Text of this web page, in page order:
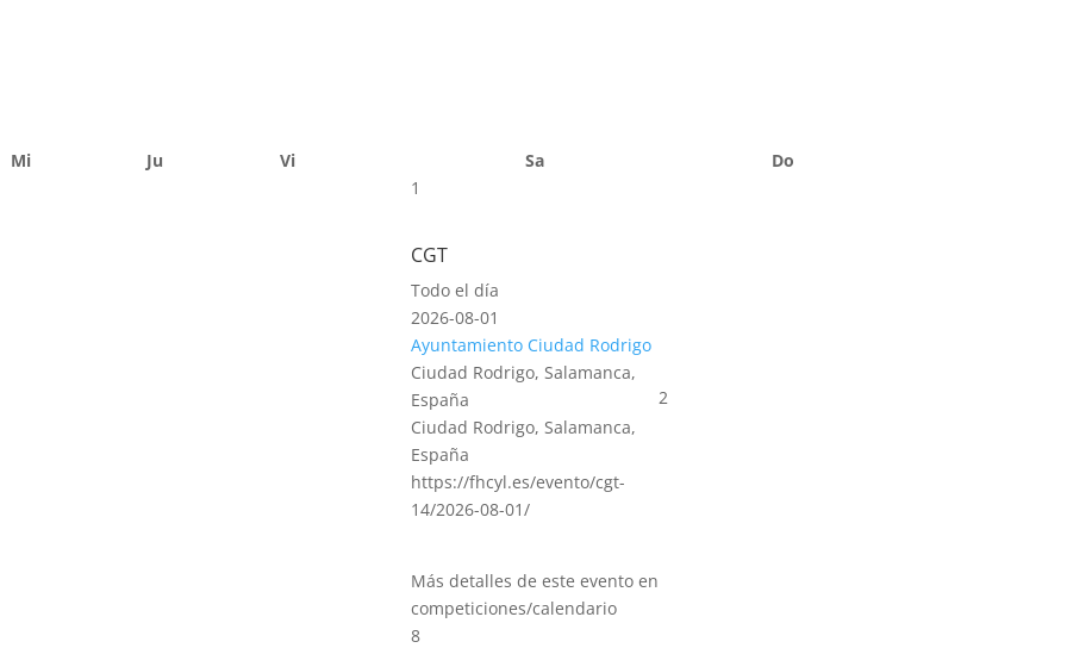
Mi Ju Vi Sa
Do
1
CGT
Todo el día
2026-08-01
Ayuntamiento Ciudad Rodrigo
Ciudad Rodrigo, Salamanca,
España
Ciudad Rodrigo, Salamanca,
España
https://fhcyl.es/evento/cgt-
14/2026-08-01/
Más detalles de este evento en
competiciones/calendario
2
8